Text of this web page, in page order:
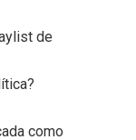
de
como